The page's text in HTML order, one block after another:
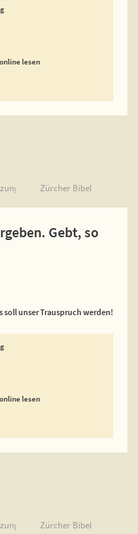
lesen
Zürcher Bibel
Gebt, so
soll unser Trauspruch werden!
lesen
Zürcher Bibel